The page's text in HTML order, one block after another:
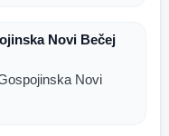
Novi Bečej
Novi